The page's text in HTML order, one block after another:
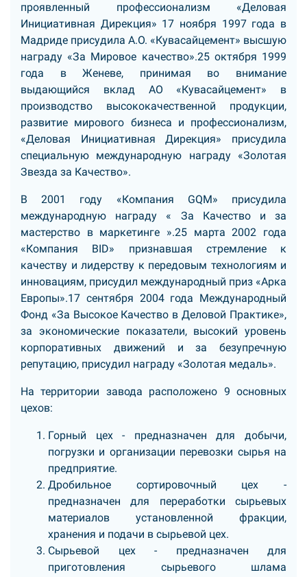
проявленный профессионализм «Деловая
Инициативная Дирекция» 17 ноября 1997 года в
Мадриде присудила А.О. «Кувасайцемент» высшую
награду «За Мировое качество».25 октября 1999
года в Женеве, принимая во внимание
выдающийся вклад АО «Кувасайцемент» в
производство высококачественной продукции,
развитие мирового бизнеса и профессионализм,
«Деловая Инициативная Дирекция» присудила
специальную международную награду «Золотая
Звезда за Качество».
В 2001 году «Компания GQM» присудила
международную награду « За Качество и за
мастерство в маркетинге ».25 марта 2002 года
«Компания BID» признавшая стремление к
качеству и лидерству к передовым технологиям и
инновациям, присудил международный приз «Арка
Европы».17 сентября 2004 года Международный
Фонд «За Высокое Качество в Деловой Практике»,
за экономические показатели, высокий уровень
корпоративных движений и за безупречную
репутацию, присудил награду «Золотая медаль».
На территории завода расположено 9 основных
цехов:
Горный цех - предназначен для добычи,
погрузки и организации перевозки сырья на
предприятие.
Дробильное сортировочный цех -
предназначен для переработки сырьевых
материалов установленной фракции,
хранения и подачи в сырьевой цех.
Сырьевой цех - предназначен для
приготовления сырьевого шлама